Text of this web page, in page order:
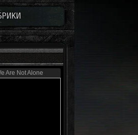
Are Not Alone